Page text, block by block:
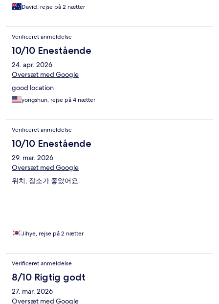
David, rejse på 2 nætter
Verificeret anmeldelse
10/10 Enestående
24. apr. 2026
Oversæt med Google
good location
yongshun, rejse på 4 nætter
Verificeret anmeldelse
10/10 Enestående
29. mar. 2026
Oversæt med Google
위치, 장소가 좋았어요.
Jihye, rejse på 2 nætter
Verificeret anmeldelse
8/10 Rigtig godt
27. mar. 2026
Oversæt med Google